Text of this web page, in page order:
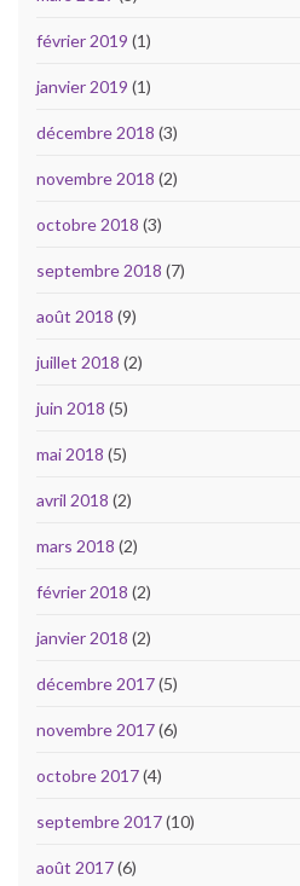
février 2019 (1)
janvier 2019 (1)
décembre 2018 (3)
novembre 2018 (2)
octobre 2018 (3)
septembre 2018 (7)
août 2018 (9)
juillet 2018 (2)
juin 2018 (5)
mai 2018 (5)
avril 2018 (2)
mars 2018 (2)
février 2018 (2)
janvier 2018 (2)
décembre 2017(5)
novembre 2017(6)
octobre 2017(4)
septembre 2017(10)
août 2017(6)